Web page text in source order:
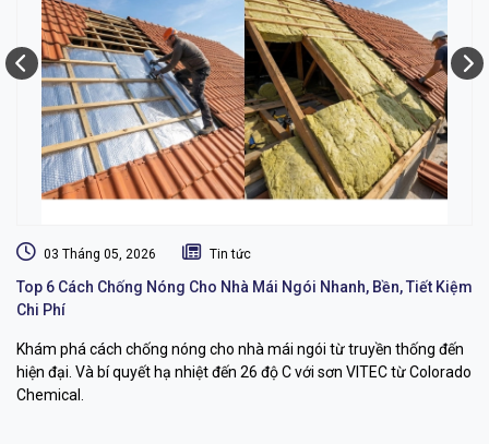
03 Tháng 05, 2026 Tin tức
Top 6 Cách Chống Nóng Cho Nhà Mái Ngói Nhanh, Bền, Tiết Kiệm
Chi Phí
Khám phá cách chống nóng cho nhà mái ngói từ truyền thống đến
hiện đại. Và bí quyết hạ nhiệt đến 26 độ C với sơn VITEC từ Colorado
Chemical.